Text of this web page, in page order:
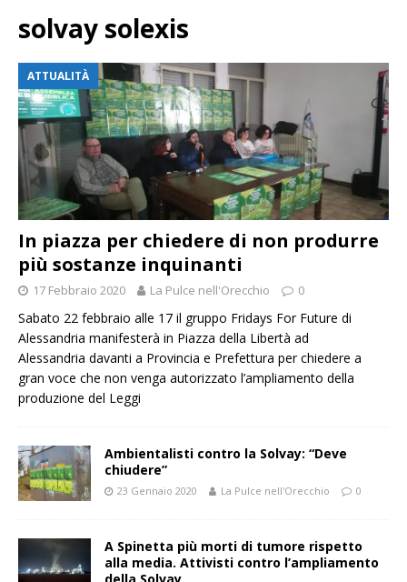
solvay solexis
ATTUALITÀ
In piazza per chiedere di non produrre
più sostanze inquinanti
17 Febbraio 2020 La Pulce nell'Orecchio 0
Sabato 22 febbraio alle 17 il gruppo Fridays For Future di
Alessandria manifesterà in Piazza della Libertà ad
Alessandria davanti a Provincia e Prefettura per chiedere a
gran voce che non venga autorizzato l’ampliamento della
produzione del Leggi
Ambientalisti contro la Solvay: “Deve
chiudere”
23 Gennaio 2020 La Pulce nell'Orecchio 0
A Spinetta più morti di tumore rispetto
alla media. Attivisti contro l’ampliamento
della Solvay